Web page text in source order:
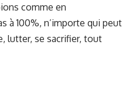
comme en
à 100%, n’importe qui peut
lutter, se sacrifier, tout